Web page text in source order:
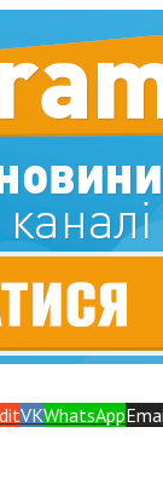
VKWhatsApp